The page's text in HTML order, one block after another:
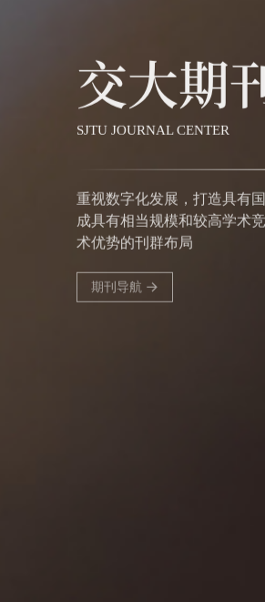
交大期
SJTU JOURNAL CENTER
成具有相当规模和较高学术
术优势的刊群布局
期刊导航